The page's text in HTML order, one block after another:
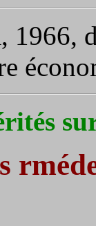
1966,